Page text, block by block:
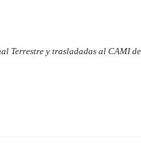
Terrestre y trasladadas al CAMI